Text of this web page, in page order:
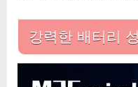
강력한 배터리